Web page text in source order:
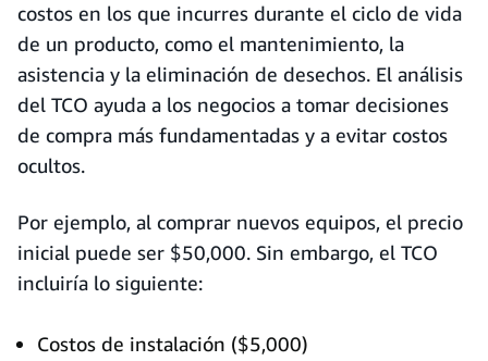
costos en los que incurres durante el ciclo de vida
de un producto, como el mantenimiento, la
asistencia y la eliminación de desechos. El análisis
del TCO ayuda a los negocios a tomar decisiones
de compra más fundamentadas y a evitar costos
ocultos.
Por ejemplo, al comprar nuevos equipos, el precio
inicial puede ser $50,000. Sin embargo, el TCO
incluiría lo siguiente:
Costos de instalación ($5,000)